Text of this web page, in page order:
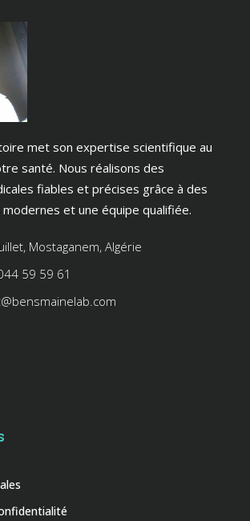
met son expertise scientifique au
santé. Nous réalisons des
fiables et précises grâce à des
et une équipe qualifiée.
Mostaganem, Algérie
59 59 61